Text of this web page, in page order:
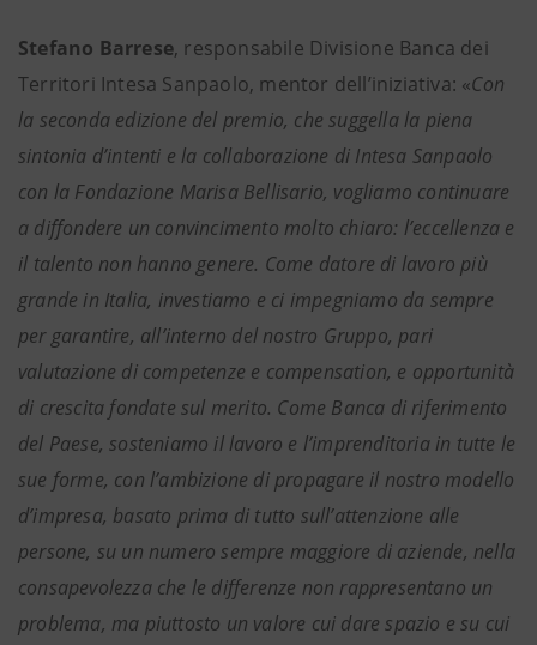
Stefano Barrese, responsabile Divisione Banca dei
Territori Intesa Sanpaolo, mentor dell’iniziativa: «Con
la seconda edizione del premio, che suggella la piena
sintonia d’intenti e la collaborazione di Intesa Sanpaolo
con la Fondazione Marisa Bellisario, vogliamo continuare
a diffondere un convincimento molto chiaro: l’eccellenza e
il talento non hanno genere. Come datore di lavoro più
grande in Italia, investiamo e ci impegniamo da sempre
per garantire, all’interno del nostro Gruppo, pari
valutazione di competenze e compensation, e opportunità
di crescita fondate sul merito. Come Banca di riferimento
del Paese, sosteniamo il lavoro e l’imprenditoria in tutte le
sue forme, con l’ambizione di propagare il nostro modello
d’impresa, basato prima di tutto sull’attenzione alle
persone, su un numero sempre maggiore di aziende, nella
consapevolezza che le differenze non rappresentano un
problema, ma piuttosto un valore cui dare spazio e su cui